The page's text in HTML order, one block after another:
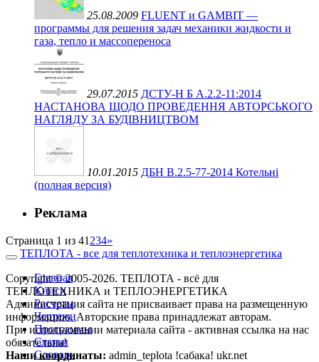
25.08.2009 FLUENT и GAMBIT —
программы для решения задач механики жидкости и
газа, тепло и массопереноса
29.07.2015 ДСТУ-Н Б А.2.2-11:2014
НАСТАНОВА ЩОДО ПРОВЕДЕННЯ АВТОРСЬКОГО
НАГЛЯДУ ЗА БУДІВНИЦТВОМ
10.01.2015 ДБН В.2.5-77-2014 Котельні
(полная версия)
Реклама
Страница 1 из 41 234»
ТЕПЛОТА - все для теплотехника и теплоэнергетика
Главная
Книги
Расчеты
Чертежи
Программы
Статьи
Словарь
Copyright © 2005-2026. ТЕПЛОТА - всё для
ТЕПЛОТЕХНИКА и ТЕПЛОЭНЕРГЕТИКА
Администрация сайта не присваивает права на размещенную
информацию. Авторские права принадлежат авторам.
При использовании материала сайта - активная ссылка на нас
обязательна!
Наши координаты: admin_teplota !сабака! ukr.net